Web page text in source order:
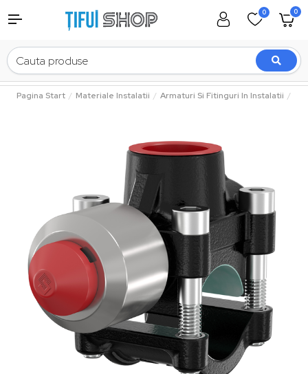
0 0
Pagina Start Materiale Instalatii Armaturi Si Fitinguri In Instalatii